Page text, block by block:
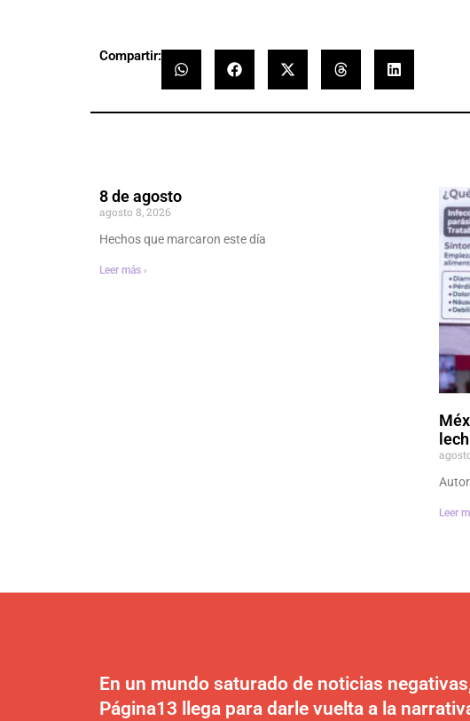
Compartir:
8 de agosto
agosto 8, 2026
Hechos que marcaron este día
Leer más ›
Leer
En un mundo saturado de noticias
Página13 llega para darle vuelta a la